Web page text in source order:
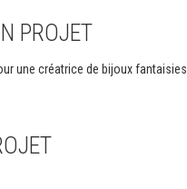
PROJET
une créatrice de bijoux fantaisies.